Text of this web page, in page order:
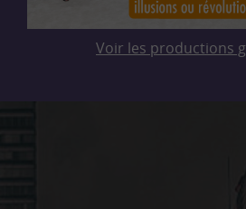
Voir les productions